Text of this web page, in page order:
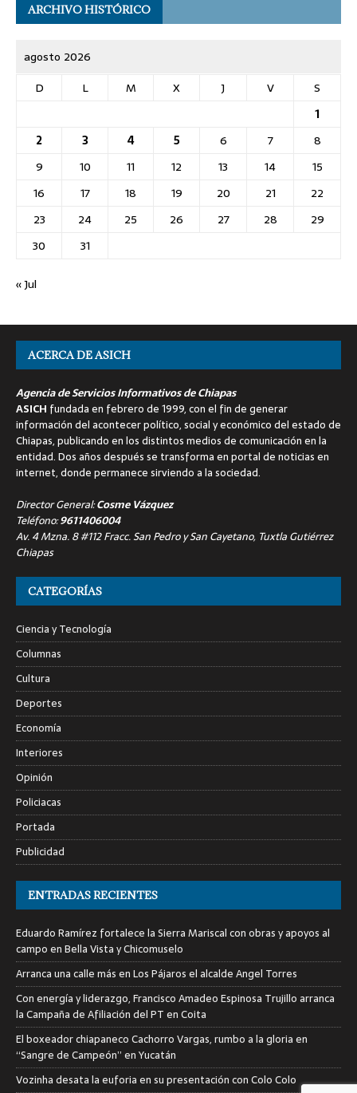
ARCHIVO HISTÓRICO
agosto 2026
D
L M X J V
S
1
2
3 4 5 6 7
8
9
10 11 12 13 14
15
16
17 18 19 20 21
22
23
24 25 26 27 28
29
30
31
« Jul
ACERCA DE ASICH
Agencia de Servicios Informativos de Chiapas
ASICH fundada en febrero de 1999, con el fin de generar
información del acontecer político, social y económico del estado de
Chiapas, publicando en los distintos medios de comunicación en la
entidad. Dos años después se transforma en portal de noticias en
internet, donde permanece sirviendo a la sociedad.
Director General:Cosme Vázquez
Teléfono:9611406004
Av. 4 Mzna. 8 #112 Fracc. San Pedro y San Cayetano, Tuxtla Gutiérrez
Chiapas
CATEGORÍAS
Ciencia y Tecnología
Columnas
Cultura
Deportes
Economía
Interiores
Opinión
Policiacas
Portada
Publicidad
ENTRADAS RECIENTES
Eduardo Ramírez fortalece la Sierra Mariscal con obras y apoyos al
campo en Bella Vista y Chicomuselo
Arranca una calle más en Los Pájaros el alcalde Angel Torres
Con energía y liderazgo, Francisco Amadeo Espinosa Trujillo arranca
la Campaña de Afiliación del PT en Coita
El boxeador chiapaneco Cachorro Vargas, rumbo a la gloria en
“Sangre de Campeón” en Yucatán
Vozinha desata la euforia en su presentación con Colo Colo